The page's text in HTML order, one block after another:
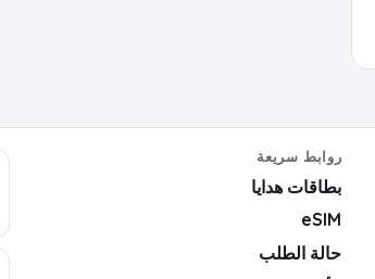
روابط سريعة
بطاقات هدايا
eSIM
حالة الطلب